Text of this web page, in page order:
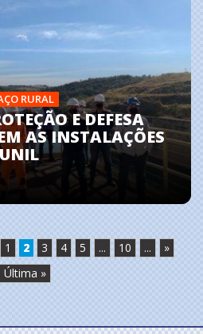
RURAL
E DEFESA
AS INSTALAÇÕES
1 2 3 4 5 ... 10 ...
»
Última »